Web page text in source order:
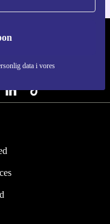
data i vores
NEW.